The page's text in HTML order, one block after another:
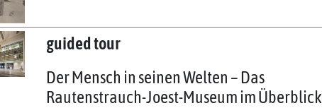
guided tour
Der Mensch in seinen Welten – Das
Rautenstrauch-Joest-Museum im Überblick